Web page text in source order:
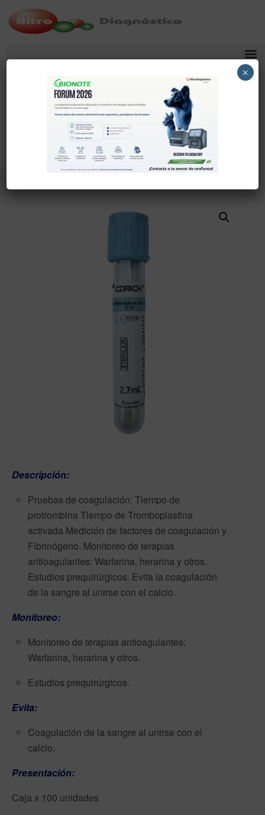
Noviembre 14, 2025
Tubo Tapa Celeste 2.7 Ml
Descripción:
Pruebas de coagulación: Tiempo de
protrombina Tiempo de Tromboplastina
activada Medición de factores de coagulación y
Fibrinógeno. Monitoreo de terapias
antioagulantes: Warfarina, herarina y otros.
Estudios prequirúrgicos. Evita la coagulación
de la sangre al unirse con el calcio.
Monitoreo:
Monitoreo de terapias antioagulantes:
Warfarina, herarina y otros.
Estudios prequirúrgicos.
Evita:
Coagulación de la sangre al unirse con el
calcio.
Presentación:
Caja x 100 unidades
×